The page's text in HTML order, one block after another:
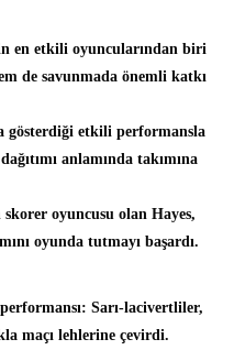
en etkili oyuncularından biri
de savunmada önemli katkı
gösterdiği etkili performansla
anlamında takımına
oyuncusu olan Hayes,
oyunda tutmayı başardı.
Sarı-lacivertliler,
maçı lehlerine çevirdi.